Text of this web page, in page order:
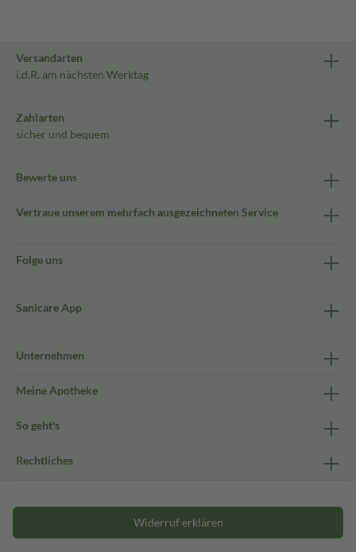
Versandarten
i.d.R. am nächsten Werktag
Zahlarten
sicher und bequem
Bewerte uns
Vertraue unserem mehrfach ausgezeichneten Service
Folge uns
Sanicare App
Unternehmen
Meine Apotheke
So geht's
Rechtliches
Widerruf erklären